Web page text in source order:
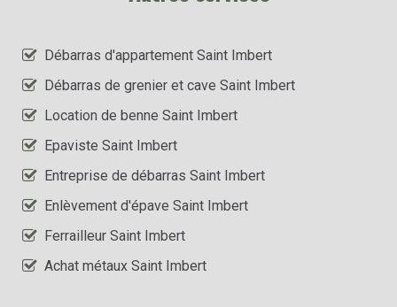
Débarras d'appartement Saint Imbert
Débarras de grenier et cave Saint Imbert
Location de benne Saint Imbert
Epaviste Saint Imbert
Entreprise de débarras Saint Imbert
Enlèvement d'épave Saint Imbert
Ferrailleur Saint Imbert
Achat métaux Saint Imbert